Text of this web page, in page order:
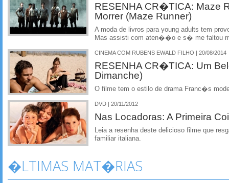
RESENHA CR�TICA: Maze
Morrer (Maze Runner)
A moda de livros para young adults tem
Mas assisti com aten��o e s� me faltou
CINEMA COM RUBENS EWALD FILHO | 20/08/2014
RESENHA CR�TICA: Um
Dimanche)
O filme tem o estilo de drama Franc�s
DVD | 20/11/2012
Nas Locadoras: A Primeira
Leia a resenha deste delicioso filme que
familiar italiana.
�LTIMAS MAT�RIAS